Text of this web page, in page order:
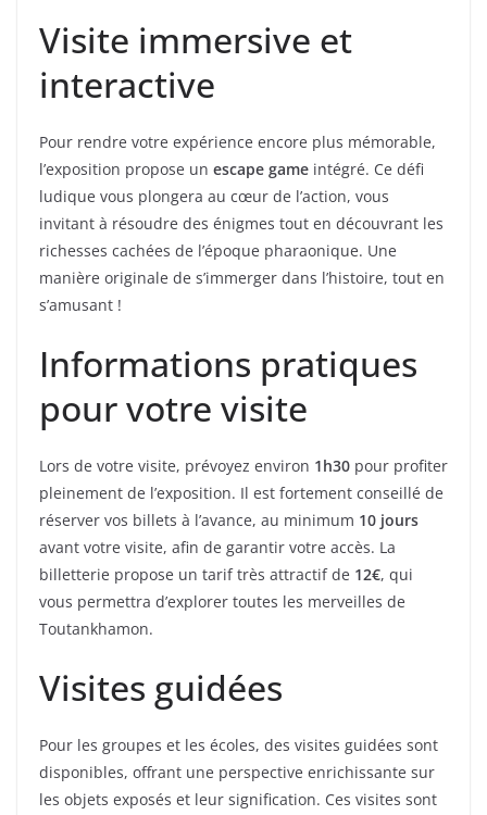
Visite immersive et
interactive
Pour rendre votre expérience encore plus mémorable,
l’exposition propose un escape game intégré. Ce défi
ludique vous plongera au cœur de l’action, vous
invitant à résoudre des énigmes tout en découvrant les
richesses cachées de l’époque pharaonique. Une
manière originale de s’immerger dans l’histoire, tout en
s’amusant !
Informations pratiques
pour votre visite
Lors de votre visite, prévoyez environ 1h30 pour profiter
pleinement de l’exposition. Il est fortement conseillé de
réserver vos billets à l’avance, au minimum 10 jours
avant votre visite, afin de garantir votre accès. La
billetterie propose un tarif très attractif de 12€, qui
vous permettra d’explorer toutes les merveilles de
Toutankhamon.
Visites guidées
Pour les groupes et les écoles, des visites guidées sont
disponibles, offrant une perspective enrichissante sur
les objets exposés et leur signification. Ces visites sont